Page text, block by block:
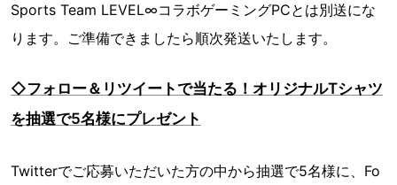
Sports Team LEVEL∞コラボゲーミングPCとは別送にな
ります。ご準備できましたら順次発送いたします。
◇フォロー＆リツイートで当たる！オリジナルTシャツ
を抽選で5名様にプレゼント
Twitterでご応募いただいた方の中から抽選で5名様に、Fo